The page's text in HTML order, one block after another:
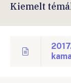
Kiemelt